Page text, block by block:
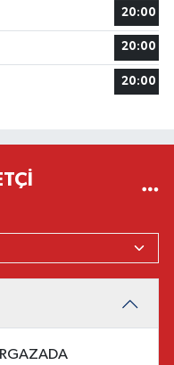
20:00
20:00
20:00